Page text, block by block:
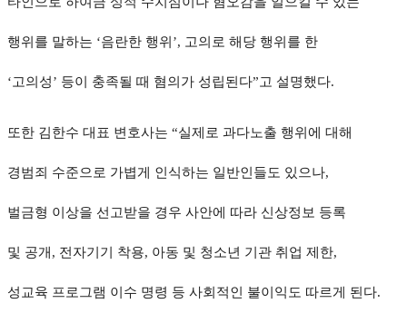
행위를 말하는 ‘음란한 행위’, 고의로 해당 행위를 한
‘고의성’ 등이 충족될 때 혐의가 성립된다”고 설명했다.
또한 김한수 대표 변호사는 “실제로 과다노출 행위에 대해
경범죄 수준으로 가볍게 인식하는 일반인들도 있으나,
벌금형 이상을 선고받을 경우 사안에 따라 신상정보 등록
및 공개, 전자기기 착용, 아동 및 청소년 기관 취업 제한,
성교육 프로그램 이수 명령 등 사회적인 불이익도 따르게 된다.